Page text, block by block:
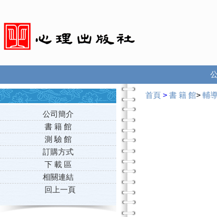
公司簡介
書 籍 館
測 驗 館
訂購方式
下 載 區
相關連結
回上一頁
首頁 > 書 籍 館> 輔